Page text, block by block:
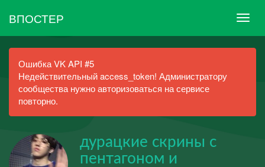
ВПОСТЕР
Ошибка VK API #5
Недействительный access_token! Администратору
сообщества нужно авторизоваться на сервисе
повторно.
дурацкие скрины с
пентагоном и